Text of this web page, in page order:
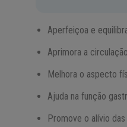
Aperfeiçoa e
Aprimora a
Melhora o aspecto
Ajuda na função
Promove o alívio